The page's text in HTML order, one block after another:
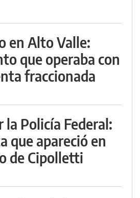
en Alto Valle:
que operaba con
fraccionada
la Policía Federal:
que apareció en
de Cipolletti